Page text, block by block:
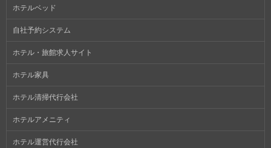
ホテルベッド
自社予約システム
ホテル・旅館求人サイト
ホテル家具
ホテル清掃代行会社
ホテルアメニティ
ホテル運営代行会社